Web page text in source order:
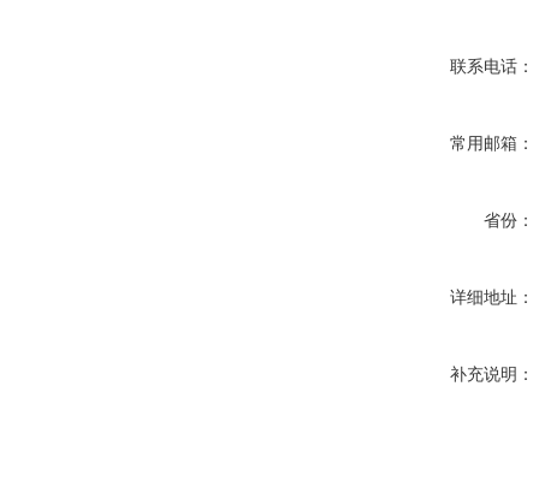
联系电话：
常用邮箱：
省份：
详细地址：
补充说明：